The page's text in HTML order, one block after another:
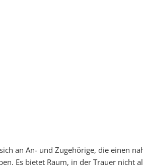
an An- und Zugehörige, die einen
Es bietet Raum, in der Trauer nicht